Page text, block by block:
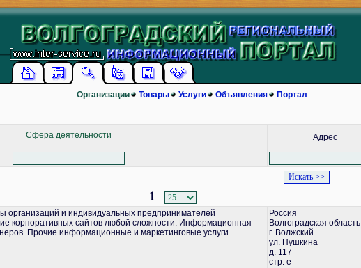
Организации Товары Услуги Объявления Портал
Сфера деятельности Адрес
- 1 -
и индивидуальных предпринимателей
корпоративных сайтов любой сложности. Информационная
Прочие информационные и маркетинговые услуги.
Россия
Волгоградская область
г. Волжский
ул. Пушкина
д. 117
стр. е